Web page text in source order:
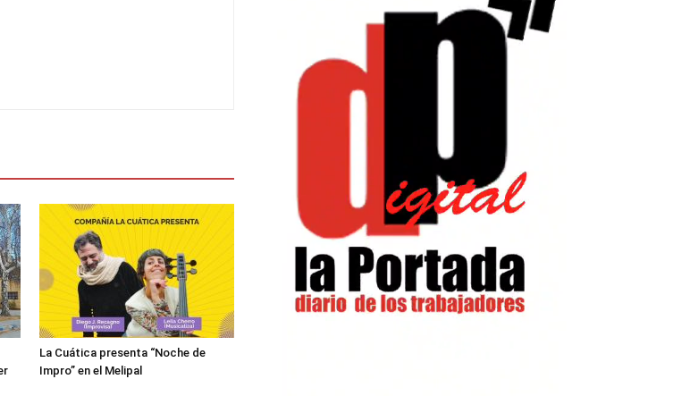
La Cuática presenta “Noche de
Impro” en el Melipal